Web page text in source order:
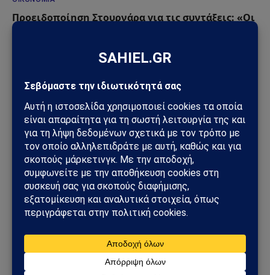
Προειδοποίηση Στουρνάρα για τις συντάξεις: «Οι
δημόσιες παροχές δεν θα επαρκούν στο μέλλον»
Ρόμπερτ Κιγιοσάκι: «Έρχεται το μεγαλύτερο
οικονομικό κραχ στην ιστορία» – Νέα
προειδοποίηση για το 2026-2027